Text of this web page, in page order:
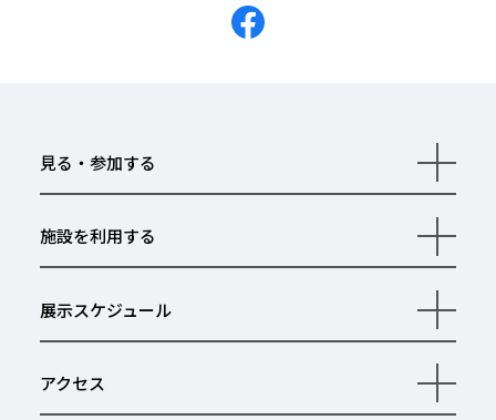
見る・参加する
開
く
施設を利用する
開
く
展示スケジュール
開
く
アクセス
開